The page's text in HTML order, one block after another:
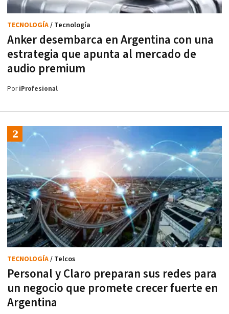
Anker desembarca en Argentina con una
estrategia que apunta al mercado de
audio premium
TECNOLOGÍA/ Tecnología
PoriProfesional
Personal y Claro preparan sus redes para
un negocio que promete crecer fuerte en
Argentina
TECNOLOGÍA/ Telcos